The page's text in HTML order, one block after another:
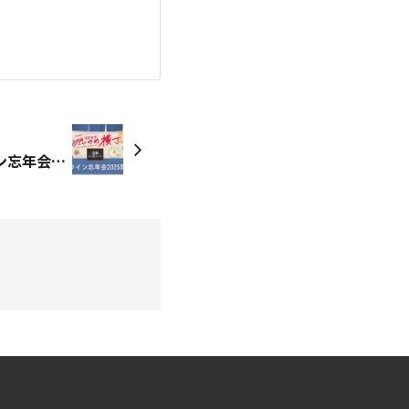
【実施レポート】オンライン忘年会2025の様子をnoteで更新しました！